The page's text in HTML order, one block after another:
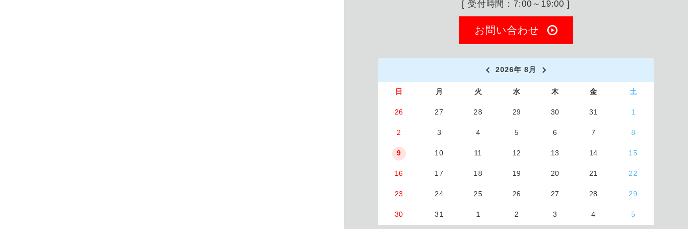
[ 受付時間：7:00～19:00 ]
お問い合わせ
2026年 8月
日 月 火 水 木 金 土
26 27 28 29 30 31 1
2 3 4 5 6 7 8
9 10 11 12 13 14 15
16 17 18 19 20 21 22
23 24 25 26 27 28 29
30 31 1 2 3 4 5